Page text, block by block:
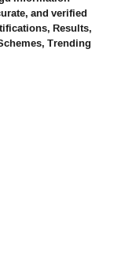
and verified
Results,
Trending